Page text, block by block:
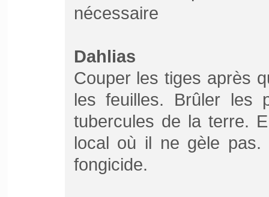
nécessaire
Dahlias
Couper les tiges après
les feuilles. Brûler les
tubercules de la terre.
local où il ne gèle pas.
fongicide.